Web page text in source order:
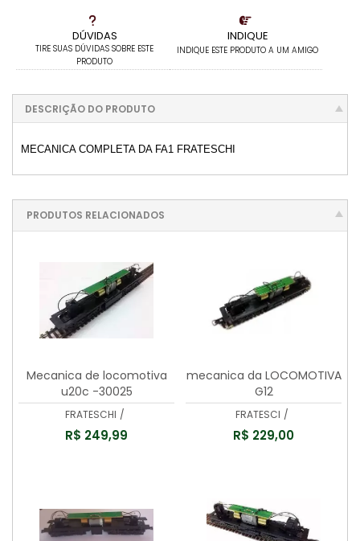
DÚVIDAS
TIRE SUAS DÚVIDAS SOBRE ESTE
PRODUTO
INDIQUE
INDIQUE ESTE PRODUTO A UM AMIGO
DESCRIÇÃO DO PRODUTO
MECANICA COMPLETA DA FA1 FRATESCHI
PRODUTOS RELACIONADOS
Mecanica de locomotiva
u20c -30025
FRATESCHI /
R$ 249,99
mecanica da LOCOMOTIVA
G12
FRATESCI /
R$ 229,00